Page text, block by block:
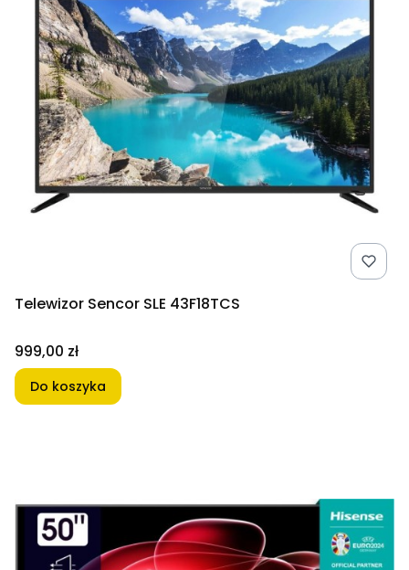
Telewizor Sencor SLE 43F18TCS
Cena
999,00 zł
Do koszyka